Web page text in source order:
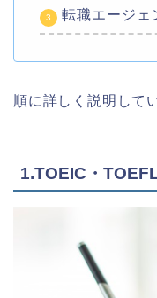
転職エージェ
順に詳しく説明して
1.TOEIC・